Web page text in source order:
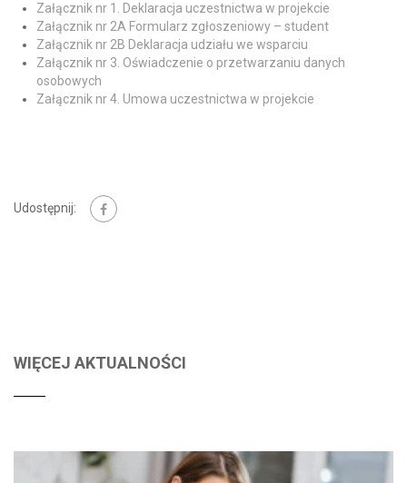
Załącznik nr 1. Deklaracja uczestnictwa w projekcie
Załącznik nr 2A Formularz zgłoszeniowy – student
Załącznik nr 2B Deklaracja udziału we wsparciu
Załącznik nr 3. Oświadczenie o przetwarzaniu danych
osobowych
Załącznik nr 4. Umowa uczestnictwa w projekcie
Udostępnij:
WIĘCEJ AKTUALNOŚCI